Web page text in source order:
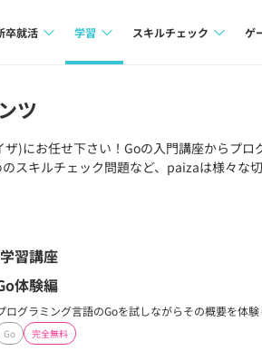
卒就活
本選考
インターン
インタビュー
就活成功ガイド
学習
4択課題
個人向けプラン
スキルチェック
評価結果一覧
ゲ
ツ
)にお任せ下さい！ Goの入門講座からプロ
スキルチェック問題など、paizaは様々な
学習講座
体験編
ログラミング言語のGoを試しながらその概要を体験
Go 完全無料